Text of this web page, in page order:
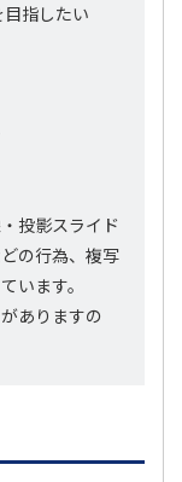
指したい
投影スライド
の行為、複写
います。
ありますの